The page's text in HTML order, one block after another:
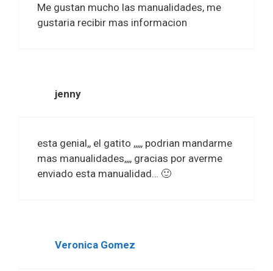
Me gustan mucho las manualidades, me
gustaria recibir mas informacion
jenny
esta genial,, el gatito ,,,,, podrian mandarme
mas manualidades,,,, gracias por averme
enviado esta manualidad… 🙂
Veronica Gomez